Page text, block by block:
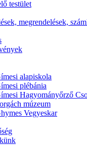
testület
megrendelések,
alapiskola
plébánia
Hagyományőrző
múzeum
Vegyeskar